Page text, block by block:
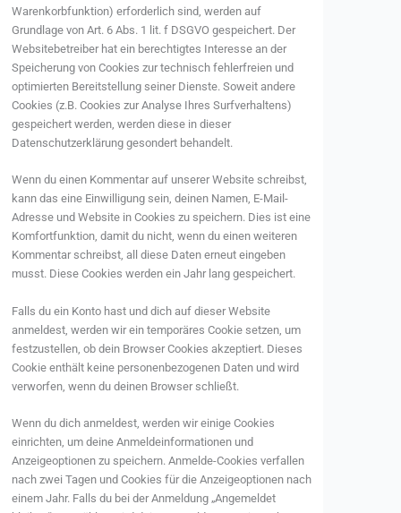
Warenkorbfunktion) erforderlich sind, werden auf
Grundlage von Art. 6 Abs. 1 lit. f DSGVO gespeichert. Der
Websitebetreiber hat ein berechtigtes Interesse an der
Speicherung von Cookies zur technisch fehlerfreien und
optimierten Bereitstellung seiner Dienste. Soweit andere
Cookies (z.B. Cookies zur Analyse Ihres Surfverhaltens)
gespeichert werden, werden diese in dieser
Datenschutzerklärung gesondert behandelt.
Wenn du einen Kommentar auf unserer Website schreibst,
kann das eine Einwilligung sein, deinen Namen, E-Mail-
Adresse und Website in Cookies zu speichern. Dies ist eine
Komfortfunktion, damit du nicht, wenn du einen weiteren
Kommentar schreibst, all diese Daten erneut eingeben
musst. Diese Cookies werden ein Jahr lang gespeichert.
Falls du ein Konto hast und dich auf dieser Website
anmeldest, werden wir ein temporäres Cookie setzen, um
festzustellen, ob dein Browser Cookies akzeptiert. Dieses
Cookie enthält keine personenbezogenen Daten und wird
verworfen, wenn du deinen Browser schließt.
Wenn du dich anmeldest, werden wir einige Cookies
einrichten, um deine Anmeldeinformationen und
Anzeigeoptionen zu speichern. Anmelde-Cookies verfallen
nach zwei Tagen und Cookies für die Anzeigeoptionen nach
einem Jahr. Falls du bei der Anmeldung „Angemeldet